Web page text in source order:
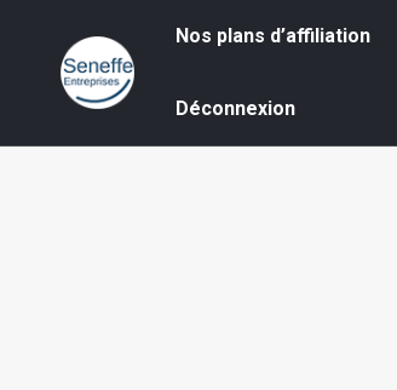
Nos plans d’affiliation
Déconnexion
Nos plans d’affiliation